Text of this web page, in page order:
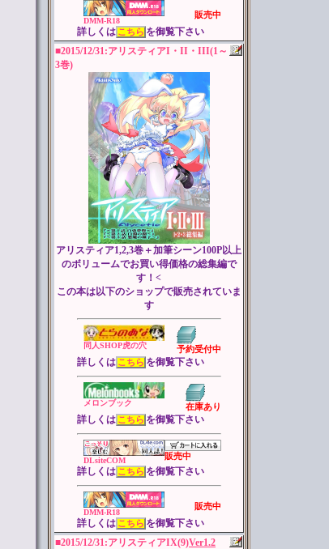
DMM-R18
販売中
詳しくは こちら を御覧下さい
■2015/12/31:アリスティアI・II・III(1～
3巻)
アリスティア1,2,3巻＋加筆シーン100P以上
のボリュームでお買い得価格の総集編で
す！<
この本は以下のショップで販売されていま
す
同人SHOP虎の穴 予約受付中
詳しくは こちら を御覧下さい
メロンブック 在庫あり
詳しくは こちら を御覧下さい
DLsiteCOM 販売中
詳しくは こちら を御覧下さい
DMM-R18
販売中
詳しくは こちら を御覧下さい
■2015/12/31:アリスティアIX(9)Ver1.2